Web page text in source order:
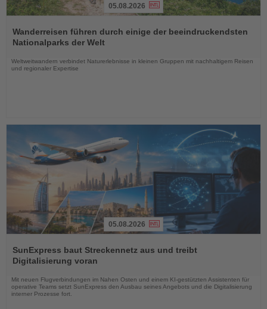
Sie
die
Nachrichten
05.08.2026
Wanderreisen führen durch einige der beeindruckendsten
Nationalparks der Welt
Weltweitwandern verbindet Naturerlebnisse in kleinen Gruppen mit nachhaltigem Reisen
und regionaler Expertise
Sie
die
Nachrichten
05.08.2026
SunExpress baut Streckennetz aus und treibt
Digitalisierung voran
Mit neuen Flugverbindungen im Nahen Osten und einem KI-gestützten Assistenten für
operative Teams setzt SunExpress den Ausbau seines Angebots und die Digitalisierung
interner Prozesse fort.